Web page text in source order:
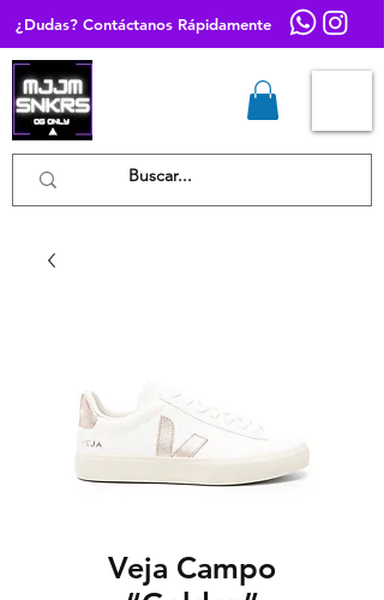
¿Dudas? Contáctanos Rápidamente
Veja Campo